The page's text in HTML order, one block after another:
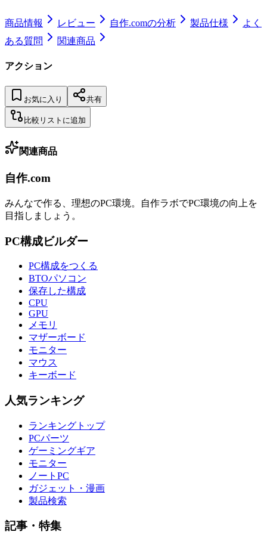
商品情報 レビュー 自作.comの分析 製品仕様
よく
ある質問
関連商品
アクション
お気に入り 共有
比較リストに追加
関連商品
自作.com
みんなで作る、理想のPC環境。 自作ラボでPC環境の向上を
目指しましょう。
PC構成ビルダー
PC構成をつくる
BTOパソコン
保存した構成
CPU
GPU
メモリ
マザーボード
モニター
マウス
キーボード
人気ランキング
ランキングトップ
PCパーツ
ゲーミングギア
モニター
ノートPC
ガジェット・漫画
製品検索
記事・特集